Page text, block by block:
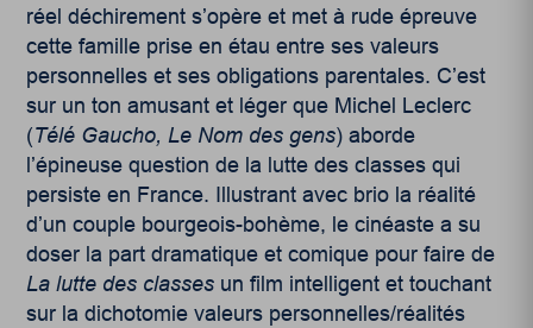
réel déchirement s’opère et met à rude épreuve
cette famille prise en étau entre ses valeurs
personnelles et ses obligations parentales. C’est
sur un ton amusant et léger que Michel Leclerc
(Télé Gaucho, Le Nom des gens) aborde
l’épineuse question de la lutte des classes qui
persiste en France. Illustrant avec brio la réalité
d’un couple bourgeois-bohème, le cinéaste a su
doser la part dramatique et comique pour faire de
La lutte des classes un film intelligent et touchant
sur la dichotomie valeurs personnelles/réalités